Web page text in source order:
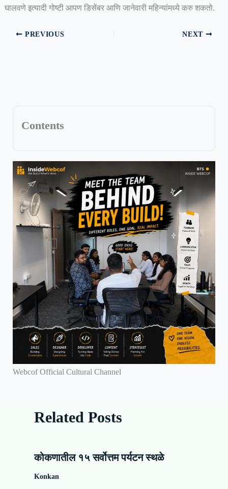
घालवणे इत्यादी गोष्टी आपण डिसेंबर आणि जानेवारी महिन्यांमध्ये करु शकतो.
PREVIOUS NEXT
Contents
Webcof Official Cultural Channel
Related Posts
कोकणातील १५ सर्वोत्तम पर्यटन स्थळे
Konkan